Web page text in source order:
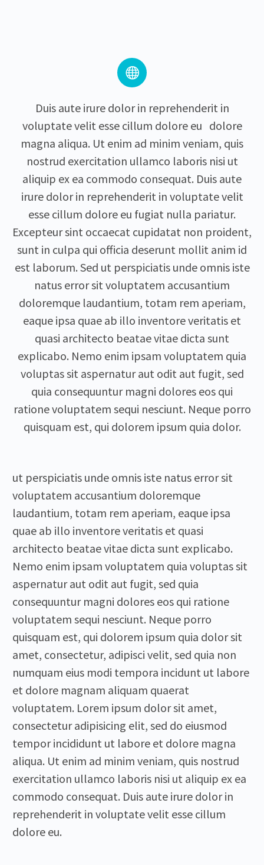


Duis aute irure dolor in reprehenderit in
voluptate velit esse cillum dolore eu dolore
magna aliqua. Ut enim ad minim veniam, quis
nostrud exercitation ullamco laboris nisi ut
aliquip ex ea commodo consequat. Duis aute
irure dolor in reprehenderit in voluptate velit
esse cillum dolore eu fugiat nulla pariatur.
Excepteur sint occaecat cupidatat non proident,
sunt in culpa qui officia deserunt mollit anim id
est laborum. Sed ut perspiciatis unde omnis iste
natus error sit voluptatem accusantium
doloremque laudantium, totam rem aperiam,
eaque ipsa quae ab illo inventore veritatis et
quasi architecto beatae vitae dicta sunt
explicabo. Nemo enim ipsam voluptatem quia
voluptas sit aspernatur aut odit aut fugit, sed
quia consequuntur magni dolores eos qui
ratione voluptatem sequi nesciunt. Neque porro
quisquam est, qui dolorem ipsum quia dolor.
ut perspiciatis unde omnis iste natus error sit
voluptatem accusantium doloremque
laudantium, totam rem aperiam, eaque ipsa
quae ab illo inventore veritatis et quasi
architecto beatae vitae dicta sunt explicabo.
Nemo enim ipsam voluptatem quia voluptas sit
aspernatur aut odit aut fugit, sed quia
consequuntur magni dolores eos qui ratione
voluptatem sequi nesciunt. Neque porro
quisquam est, qui dolorem ipsum quia dolor sit
amet, consectetur, adipisci velit, sed quia non
numquam eius modi tempora incidunt ut labore
et dolore magnam aliquam quaerat
voluptatem. Lorem ipsum dolor sit amet,
consectetur adipisicing elit, sed do eiusmod
tempor incididunt ut labore et dolore magna
aliqua. Ut enim ad minim veniam, quis nostrud
exercitation ullamco laboris nisi ut aliquip ex ea
commodo consequat. Duis aute irure dolor in
reprehenderit in voluptate velit esse cillum
dolore eu.